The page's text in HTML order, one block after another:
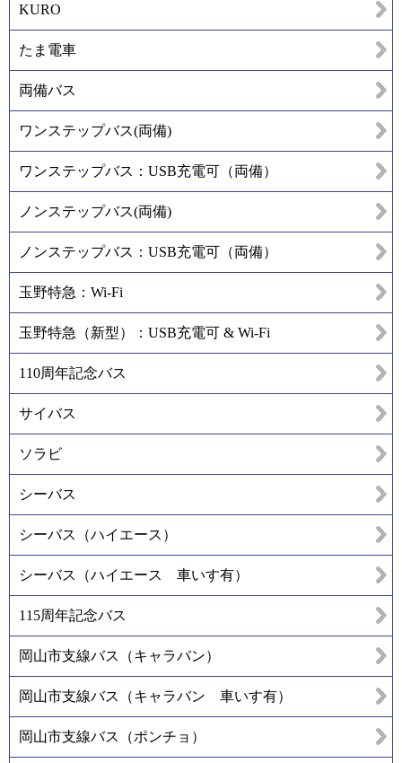
KURO
たま電車
両備バス
ワンステップバス(両備)
ワンステップバス：USB充電可（両備）
ノンステップバス(両備)
ノンステップバス：USB充電可（両備）
玉野特急：Wi-Fi
玉野特急（新型）：USB充電可 & Wi-Fi
110周年記念バス
サイバス
ソラビ
シーバス
シーバス（ハイエース）
シーバス（ハイエース 車いす有）
115周年記念バス
岡山市支線バス（キャラバン）
岡山市支線バス（キャラバン 車いす有）
岡山市支線バス（ポンチョ）